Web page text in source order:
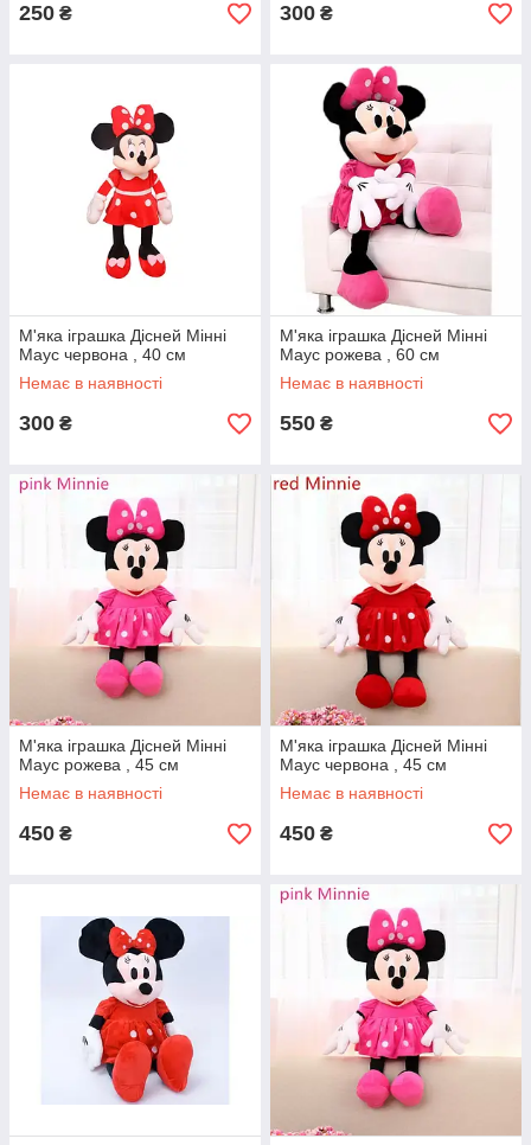
250 ₴ 300 ₴
М'яка іграшка Дісней Мінні
Маус червона , 40 см
Немає в наявності
300 ₴
М'яка іграшка Дісней Мінні
Маус рожева , 60 см
Немає в наявності
550 ₴
М'яка іграшка Дісней Мінні
Маус рожева , 45 см
Немає в наявності
450 ₴
М'яка іграшка Дісней Мінні
Маус червона , 45 см
Немає в наявності
450 ₴